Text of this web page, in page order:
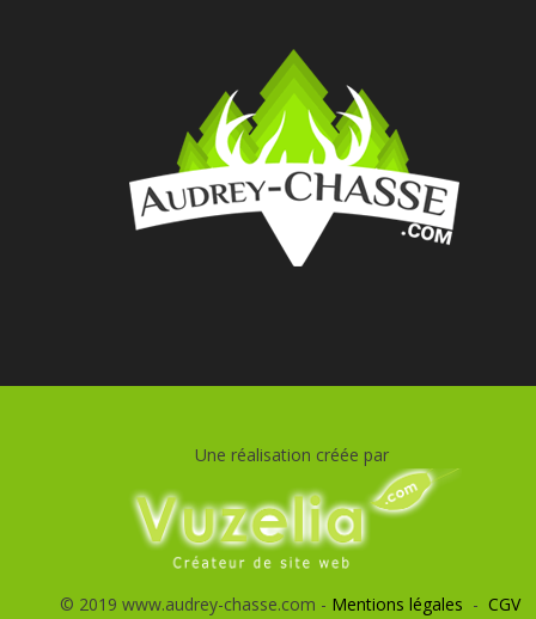
Une réalisation créée par
© 2019 www.audrey-chasse.com - Mentions légales - CGV